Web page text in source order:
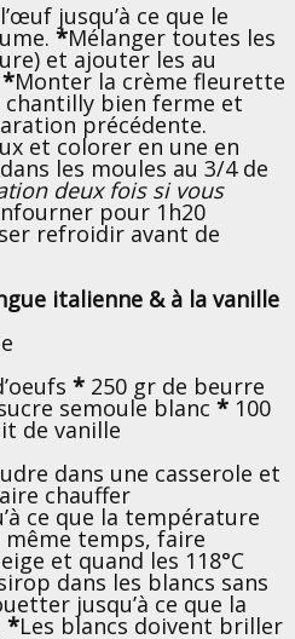
jusqu’à ce que le
*Mélanger toutes les
et ajouter les au
*Monter la crème fleurette
chantilly bien ferme et
précédente.
et colorer en une en
les moules au 3/4 de
deux fois si vous
pour 1h20
refroidir avant de
italienne & à la vanille
* 250 gr de beurre
semoule blanc * 100
de vanille
dans une casserole et
chauffer
ce que la température
même temps, faire
et quand les 118°C
dans les blancs sans
jusqu’à ce que la
*Les blancs doivent briller